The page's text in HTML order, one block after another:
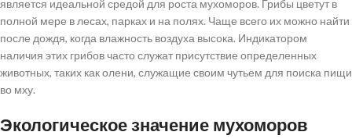
является идеальной средой для роста мухоморов. Грибы цветут в
полной мере в лесах, парках и на полях. Чаще всего их можно найти
после дождя, когда влажность воздуха высока. Индикатором
наличия этих грибов часто служат присутствие определенных
животных, таких как олени, служащие своим чутьем для поиска пищи
во мху.
Экологическое значение мухоморов